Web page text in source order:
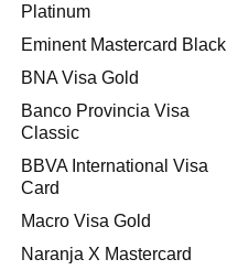
Platinum
Eminent Mastercard Black
BNA Visa Gold
Banco Provincia Visa
Classic
BBVA International Visa
Card
Macro Visa Gold
Naranja X Mastercard